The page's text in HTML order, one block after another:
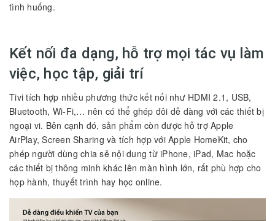
tình huống.
Kết nối đa dạng, hỗ trợ mọi tác vụ làm
việc, học tập, giải trí
Tivi tích hợp nhiều phương thức kết nối như HDMI 2.1, USB,
Bluetooth, Wi-Fi,… nên có thể ghép đôi dễ dàng với các thiết bị
ngoại vi. Bên cạnh đó, sản phẩm còn được hỗ trợ Apple
AirPlay, Screen Sharing và tích hợp với Apple HomeKit, cho
phép người dùng chia sẻ nội dung từ iPhone, iPad, Mac hoặc
các thiết bị thông minh khác lên màn hình lớn, rất phù hợp cho
họp hành, thuyết trình hay học online.